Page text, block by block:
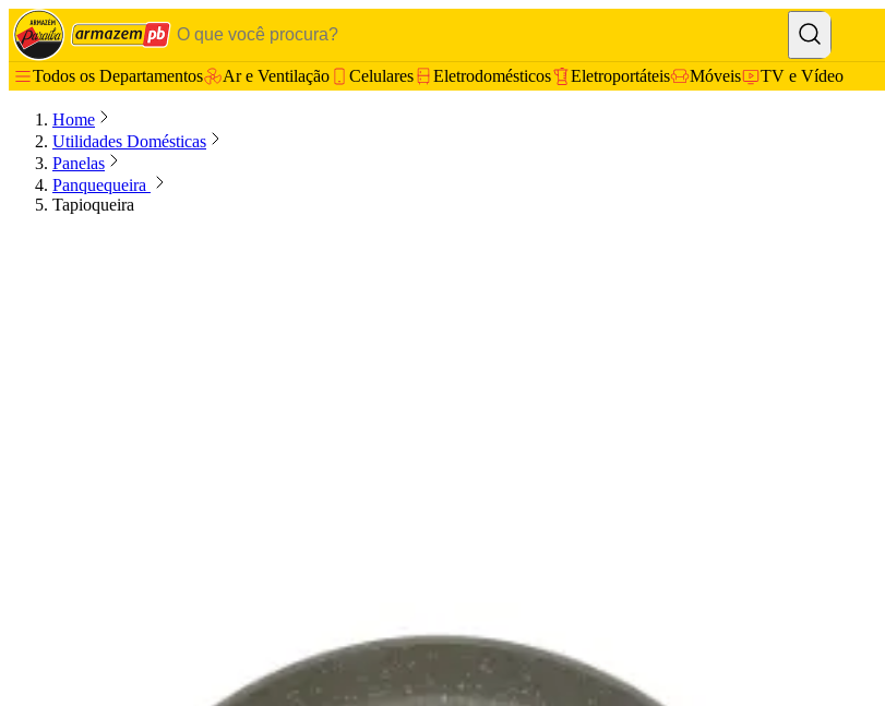
Todos os Departamentos Ar e Ventilação Celulares Eletrodomésticos Eletroportáteis Móveis TV e Vídeo
Home
Utilidades Domésticas
Panelas
Panquequeira
Tapioqueira